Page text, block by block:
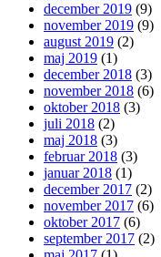
december 2019 (9)
november 2019 (9)
august 2019 (2)
maj 2019 (1)
december 2018 (3)
november 2018 (6)
oktober 2018 (3)
juli 2018 (2)
maj 2018 (3)
februar 2018 (3)
januar 2018 (1)
december 2017 (2)
november 2017 (6)
oktober 2017 (6)
september 2017 (2)